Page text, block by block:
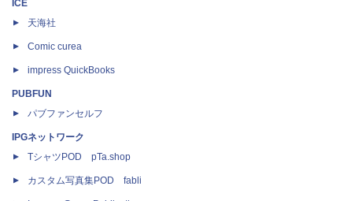
ICE
天海社
Comic curea
impress QuickBooks
PUBFUN
パブファンセルフ
IPGネットワーク
TシャツPOD pTa.shop
カスタム写真集POD fabli